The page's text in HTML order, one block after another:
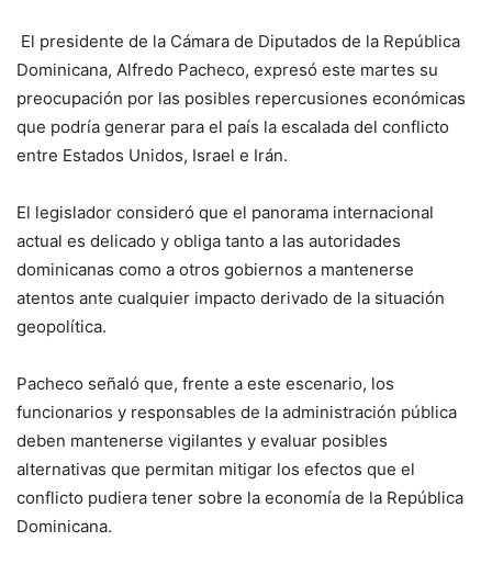
El presidente de la Cámara de Diputados de la República
Dominicana, Alfredo Pacheco, expresó este martes su
preocupación por las posibles repercusiones económicas
que podría generar para el país la escalada del conflicto
entre Estados Unidos, Israel e Irán.
El legislador consideró que el panorama internacional
actual es delicado y obliga tanto a las autoridades
dominicanas como a otros gobiernos a mantenerse
atentos ante cualquier impacto derivado de la situación
geopolítica.
Pacheco señaló que, frente a este escenario, los
funcionarios y responsables de la administración pública
deben mantenerse vigilantes y evaluar posibles
alternativas que permitan mitigar los efectos que el
conflicto pudiera tener sobre la economía de la República
Dominicana.